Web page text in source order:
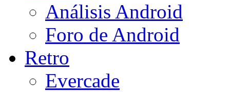
Análisis Android
Foro de Android
Retro
Evercade